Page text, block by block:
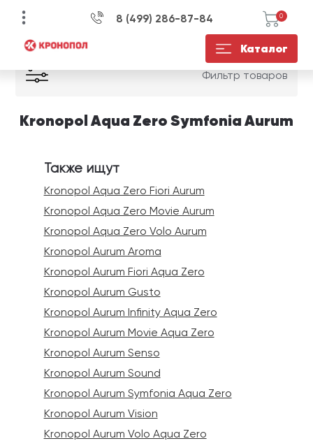
УЗНАЙТЕ ЦЕНУ СО
ЗАПОЛНИТЕ ФОРМУ И НАШ
ОТПРАВИТЬ
Ваши данные не будут переданы третьим
лицам
ЕСТЬ ВОПРОСЫ?
ТЕЧЕНИЕ 15 МИНУТ ДЛЯ
ОТПРАВИТЬ
Ваши данные не будут переданы третьим
лицам
КУПИТЬ В 1 КЛИК
ТЕЧЕНИЕ 15 МИНУТ ДЛЯ
ОТПРАВИТЬ
Ваши данные не будут переданы третьим
лицам
8 (499) 286-87-84 0
Каталог
Aqua Zero Symfonia Aurum
Фильтр товаров
Kronopol Aqua Zero Symfonia Aurum
Также ищут
Kronopol Aqua Zero Fiori Aurum
Kronopol Aqua Zero Movie Aurum
Kronopol Aqua Zero Volo Aurum
Kronopol Aurum Aroma
Kronopol Aurum Fiori Aqua Zero
Kronopol Aurum Gusto
Kronopol Aurum Infinity Aqua Zero
Kronopol Aurum Movie Aqua Zero
Kronopol Aurum Senso
Kronopol Aurum Sound
Kronopol Aurum Symfonia Aqua Zero
Kronopol Aurum Vision
Kronopol Aurum Volo Aqua Zero